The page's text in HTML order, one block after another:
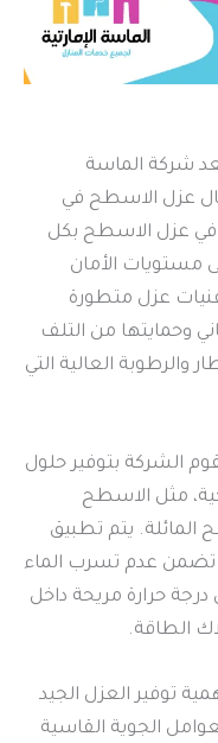
شركة الماسة
عزل الاسطح في
في عزل الاسطح بكل
مستويات الأمان
عزل متطورة
وحمايتها من التلف
والرطوبة العالية التي
الشركة بتوفير حلول
مثل الاسطح
يتم تطبيق
تضمن عدم تسرب الماء
حرارة مريحة داخل
الطاقة.
توفير العزل الجيد
الجوية القاسية